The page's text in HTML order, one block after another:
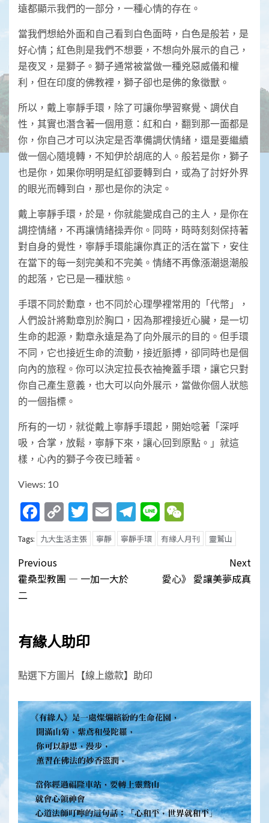
遠都顯示我們的一部分，一種心情的存在。
當我們想給外面和自己看到白色面時，白色是般若，是
好心情；紅色則是我們不想要，不想向外展示的自己，
是夜叉，是獅子。獅子通常被當做一種兇惡威儀和權
利，但在印度的佛教裡，獅子卻也是佛的象徵獸。
所以，戴上寧靜手環，除了可讓你學習察覺、調伏自
性，其實也潛含著一個用意：紅和白，翻到那一面都是
你，你自己才可以決定是否準備調伏情緒，還是要繼續
做一個心隨境轉，不知伊於胡底的人。般若是你，獅子
也是你，如果你明明是紅卻要轉到白，或為了討好外界
的眼光而轉到白，那也是你的決定。
戴上寧靜手環，於是，你就能變成自己的主人，是你在
調控情緒，不再讓情緒操弄你。同時，時時刻刻保持著
對自身的覺性，寧靜手環能讓你真正的活在當下，安住
在當下的每一刻完美和不完美。情緒不再像漲潮退潮般
的起落，它已是一種狀態。
手環不同於勳章，也不同於心理學裡常用的「代幣」，
人們設計將勳章別於胸口，因為那裡接近心臟，是一切
生命的起源，勳章永遠是為了向外展示的目的。但手環
不同，它也接近生命的流動，接近脈搏，卻同時也是個
向內的旅程。你可以決定拉長衣袖掩蓋手環，讓它只對
你自己產生意義，也大可以向外展示，當做你個人狀態
的一個指標。
所有的一切，就從戴上寧靜手環起，開始唸著「深呼
吸，合掌，放鬆，寧靜下來，讓心回到原點。」就這
樣，心內的獅子今夜已睡著。
Views: 10
Facebook
Copy
Link
Twitter
EmailTelegram
Line
Tags: 九大生活主張 寧靜 寧靜手環 有緣人月刊 靈鷲山
Post
navigation
Previous
霍桑型教團 — 一加一大於
二
Next
愛心》 愛讓美夢成真
有緣人助印
點選下方圖片【線上繳款】助印